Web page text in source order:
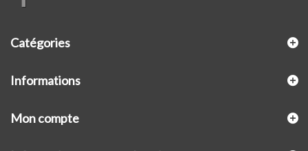
Catégories
Informations
Mon compte